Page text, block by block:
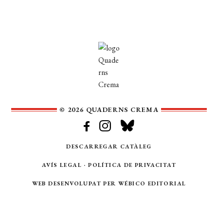
© 2026 QUADERNS CREMA
DESCARREGAR CATÀLEG
AVÍS LEGAL ·POLÍTICA DE PRIVACITAT
WEB DESENVOLUPAT PER WÉBICO EDITORIAL